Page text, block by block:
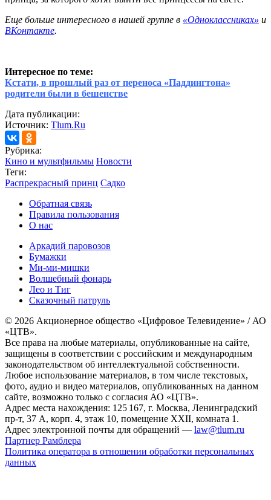
Еще больше интересного в нашей группе в «Одноклассниках» и
ВКонтакте.
Интересное по теме:
Кстати, в прошлый раз от переноса «Паддингтона»
родители были в бешенстве
Дата публикации:
Источник: Tlum.Ru
Рубрика:
Кино и мультфильмы Новости
Теги:
Распрекрасный принц Садко
Обратная связь
Правила пользования
О нас
Аркадий паровозов
Бумажки
Ми-ми-мишки
Волшебный фонарь
Лео и Тиг
Сказочный патруль
© 2026 Акционерное общество «Цифровое Телевидение» / АО
«ЦТВ».
Все права на любые материалы, опубликованные на сайте,
защищены в соответствии с российским и международным
законодательством об интеллектуальной собственности.
Любое использование материалов, в том числе текстовых,
фото, аудио и видео материалов, опубликованных на данном
сайте, возможно только с согласия АО «ЦТВ».
Адрес места нахождения: 125 167, г. Москва, Ленинградский
пр-т, 37 А, корп. 4, этаж 10, помещение XXII, комната 1.
Адрес электронной почты для обращений — law@tlum.ru
Партнер Рамблера
Политика оператора в отношении обработки персональных
данных